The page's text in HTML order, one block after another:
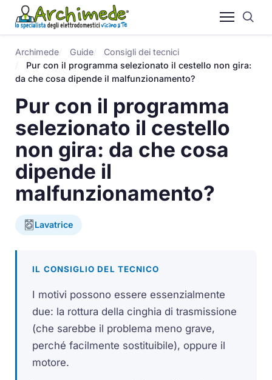
Archimede Guide
Consigli dei tecnici
Pur con il programma selezionato il cestello non gira:
da che cosa dipende il malfunzionamento?
Pur con il programma
selezionato il cestello
non gira: da che cosa
dipende il
malfunzionamento?
Lavatrice
IL CONSIGLIO DEL TECNICO
I motivi possono essere essenzialmente
due: la rottura della cinghia di trasmissione
(che sarebbe il problema meno grave,
perché facilmente sostituibile), oppure il
motore.